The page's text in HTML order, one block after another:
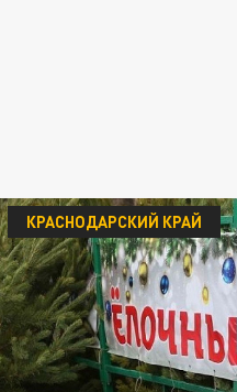
КРАСНОДАРСКИЙ КРАЙ